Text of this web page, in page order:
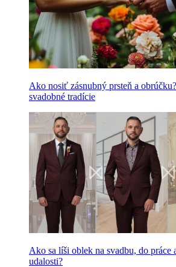
Ako nosiť zásnubný prsteň a
svadobné tradície
Ako sa líši oblek na svadbu, do práce
udalosti?